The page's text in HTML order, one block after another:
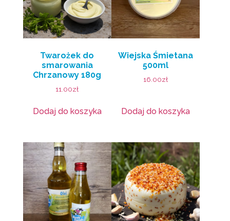
Twarożek do
smarowania
Chrzanowy 180g
11.00zł
Dodaj do koszyka
Wiejska Śmietana
500ml
16.00zł
Dodaj do koszyka